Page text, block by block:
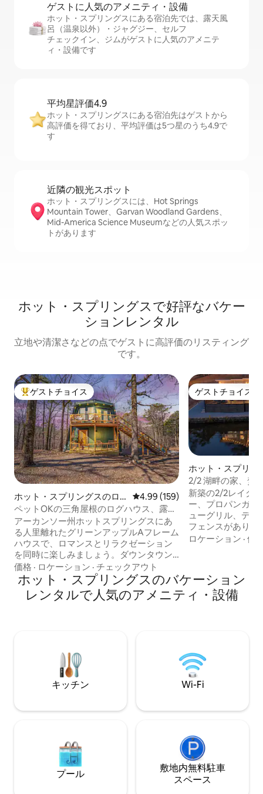
ゲストに人⁠気⁠のア⁠メ⁠ニ⁠テ⁠ィ・設⁠備
ホット・スプリングスにある宿泊先では、露天風
呂（温泉以外）・ジャグジー、セ⁠ル⁠フ
チ⁠ェ⁠ッ⁠ク⁠イ⁠ン、ジムがゲストに人気のアメニテ
ィ・設備です
平均星評価4.9
ホット・スプリングスにある宿泊先はゲストから
高評価を得ており、平均評価は5つ星のうち4.9で
す
近隣の観光ス⁠ポ⁠ッ⁠ト
ホット・スプリングスには、Hot Springs
Mountain Tower、Garvan Woodland Gardens、
Mid-America Science Museumなどの人気スポッ
トがあります
ホット・スプリングスで好評なバケー
ションレンタル
立地や清潔さなどの点でゲストに高評価のリスティング
です。
大好評のゲストチョイスです。
ゲストチョイス
ホット・スプリングスのロ
グハウス
レビュー159件、5つ星中4.99つ
4.99 (159)
ペットOKの三角屋根のログハウス、露天
風呂・ジャグジー、焚き火台付き
アーカンソー州ホットスプリングスにあ
る人里離れたグリーンアップルAフレーム
ハウスで、ロマンスとリラクゼーション
を同時に楽しみましょう。ダウンタウン
からわずか15分のこのプライベートな隠
れ家には、ホットタブ、ファイヤーピッ
ト、集まりに最適な3つのデッキがありま
す。キャビンの居心地の良い魅力、快適
ださい。ホットスプリングスのあらゆる
アクティビティに簡単にアクセスでき
る、静かな休暇を求めるカップルに最適
価格 · ロケーション · チェックアウト
ゲストチョイス
ゲストチョイス
ホット・スプリン
家
2/2 湖畔の家、焚
ームルーム！
新築の2/2レイク
ー、プロパンガス
ューグリル、デッ
フェンスがありま
ートテレビ。 ゲームルームへのアクセス
ヤード台、シャッ
ダーツボード、
ル、50インチス
ロケーション ·価
ホット・スプリングスのバケーション
レンタルで人気のアメニティ・設備
キッチン Wi-Fi
プール
敷地内無料駐⁠車
ス⁠ペ⁠ー⁠ス